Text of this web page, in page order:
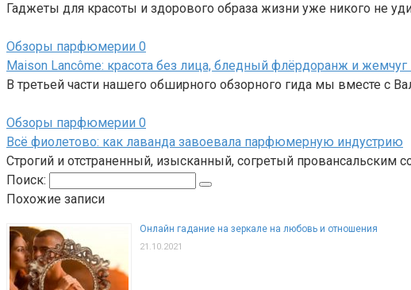
Гаджеты для красоты и здорового образа жизни уже никого не
Обзоры парфюмерии 0
Maison Lancôme: красота без лица, бледный флёрдоранж и жемчуг
В третьей части нашего обширного обзорного гида мы вместе
Обзоры парфюмерии 0
Всё фиолетово: как лаванда завоевала парфюмерную индустрию
Строгий и отстраненный, изысканный, согретый
Поиск:
Похожие записи
Онлайн гадание на зеркале на любовь и отношения
21.10.2021